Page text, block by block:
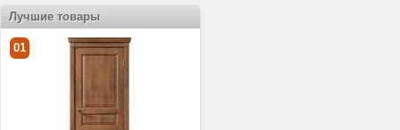
Лучшие товары
01